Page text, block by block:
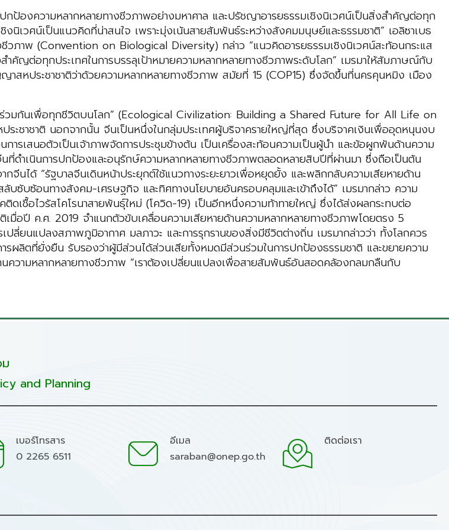
ป้องความหลากหลายทางชีวภาพอย่างมหาศาล และปรัชญาอารยธรรมเชิงนิเวศน์เป็นสิ่งสำคัญต่อทุก
งนิเวศน์เป็นแนวคิดที่น่าสนใจ เพราะมุ่งเน้นสายสัมพันธ์ระหว่างสังคมมนุษย์และธรรมชาติ” เอลิซาเบธ
วภาพ (Convention on Biological Diversity) กล่าว “แนวคิดอารยธรรมเชิงนิเวศน์สะท้อนกระแส
ญต่อทุกประเทศในการบรรลุเป้าหมายความหลากหลายทางชีวภาพระดับโลก” เมรมาให้สัมภาษณ์กับ
าสหประชาชาติว่าด้วยความหลากหลายทางชีวภาพ สมัยที่ 15 (COP15) ซึ่งจัดขึ้นที่นครคุนหมิง เมือง
ร่วมกันเพื่อทุกชีวิตบนโลก” (Ecological Civilization: Building a Shared Future for All Life on
ระชาชาติ นอกจากนั้น จีนเป็นหนึ่งในกลุ่มประเทศผู้บริจาครายใหญ่ที่สุด ซึ่งบริจาคเงินเพื่ออุดหนุนงบ
เสนอตัวเป็นเจ้าภาพจัดการประชุมข้างต้น เป็นเครื่องสะท้อนความเป็นผู้นำ และข้อผูกพันด้านความ
ดำเนินการปกป้องและอนุรักษ์ความหลากหลายทางชีวภาพตลอดหลายสิบปีที่ผ่านมา ซึ่งถือเป็นต้น
กจีนได้ “รัฐบาลจีนเดินหน้าประยุกต์ใช้แนวทางระยะยาวเพื่อหยุดยั้ง และพลิกกลับความเสียหายด้าน
ซับซ้อนทางสังคม-เศรษฐกิจ และทิศทางนโยบายอันครอบคลุมและเข้าถึงได้” เมรมากล่าว ความ
ดเชื้อไวรัสโคโรนาสายพันธุ์ใหม่ (โควิด-19) เป็นอีกหนึ่งความท้าทายใหญ่ ซึ่งได้ส่งผลกระทบต่อ
มื่อปี ค.ศ. 2019 จำแนกตัวขับเคลื่อนความเสียหายด้านความหลากหลายทางชีวภาพโดยตรง 5
ปลี่ยนแปลงสภาพภูมิอากาศ มลภาวะ และการรุกรานของสิ่งมีชีวิตต่างถิ่น เมรมากล่าวว่า ทั้งโลกควร
ผลิตที่ยั่งยืน รับรองว่าผู้มีส่วนได้ส่วนเสียทั้งหมดมีส่วนร่วมในการปกป้องธรรมชาติ และขยายความ
ความหลากหลายทางชีวภาพ “เราต้องเปลี่ยนแปลงเพื่อสายสัมพันธ์อันสอดคล้องกลมกลืนกับ
and Planning
เบอร์โทรสาร
0 2265 6511
อีเมล
saraban@onep.go.th
ติดต่อเรา